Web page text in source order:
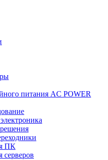
питания AC POWER
ПК